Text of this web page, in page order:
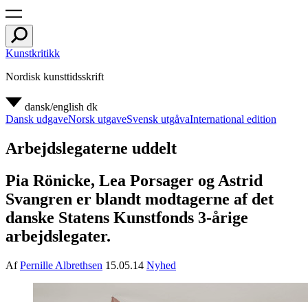
Kunstkritikk
Nordisk kunsttidsskrift
dansk/english dk
Dansk udgaveNorsk utgaveSvensk utgåvaInternational edition
Arbejdslegaterne uddelt
Pia Rönicke, Lea Porsager og Astrid
Svangren er blandt modtagerne af det
danske Statens Kunstfonds 3-årige
arbejdslegater.
AfPernille Albrethsen 15.05.14 Nyhed